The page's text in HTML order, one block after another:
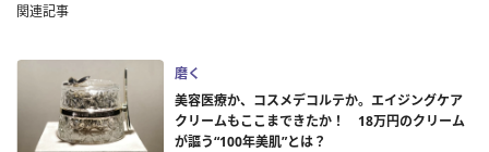
関連記事
磨く
美容医療か、コスメデコルテか。エイジングケア
クリームもここまできたか！ 18万円のクリーム
が謳う“100年美肌”とは？